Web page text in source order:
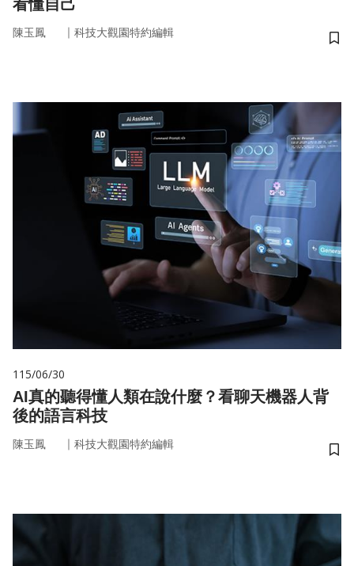
看懂自己
陳玉鳳 ｜ 科技大觀園特約編輯
儲
115/06/30
AI真的聽得懂人類在說什麼？看聊天機器人背
後的語言科技
陳玉鳳 ｜ 科技大觀園特約編輯
儲